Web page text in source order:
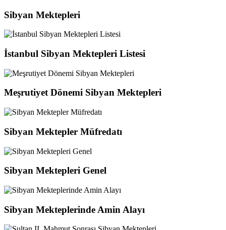
Sibyan Mektepleri
İstanbul Sibyan Mektepleri Listesi
Meşrutiyet Dönemi Sibyan Mektepleri
Sibyan Mektepler Müfredatı
Sibyan Mektepleri Genel
Sibyan Mekteplerinde Amin Alayı